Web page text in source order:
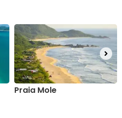
Piscinas Naturais da